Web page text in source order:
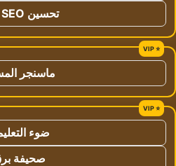
تحسين SEO سلة
ماسنجر
ضوء
صحيفة